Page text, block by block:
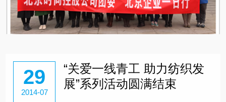
29
2014-07
“关爱一线青工 助力纺织发
展”系列活动圆满结束